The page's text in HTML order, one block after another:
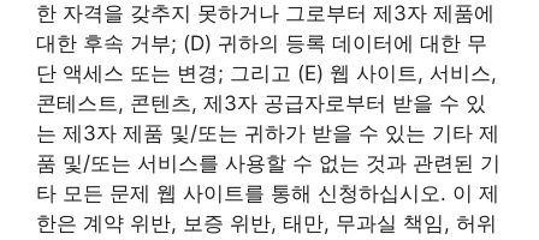
한 자격을 갖추지 못하거나 그로부터 제3자 제품에
대한 후속 거부; (D) 귀하의 등록 데이터에 대한 무
단 액세스 또는 변경; 그리고 (E) 웹 사이트, 서비스,
콘테스트, 콘텐츠, 제3자 공급자로부터 받을 수 있
는 제3자 제품 및/또는 귀하가 받을 수 있는 기타 제
품 및/또는 서비스를 사용할 수 없는 것과 관련된 기
타 모든 문제 웹 사이트를 통해 신청하십시오. 이 제
한은 계약 위반, 보증 위반, 태만, 무과실 책임, 허위